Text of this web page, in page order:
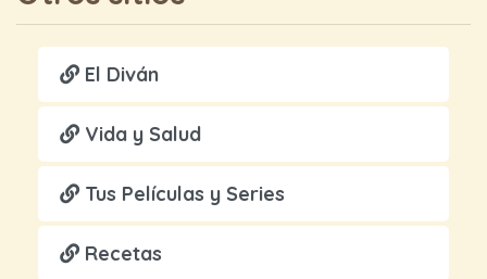
El Diván
Vida y Salud
Tus Películas y Series
Recetas